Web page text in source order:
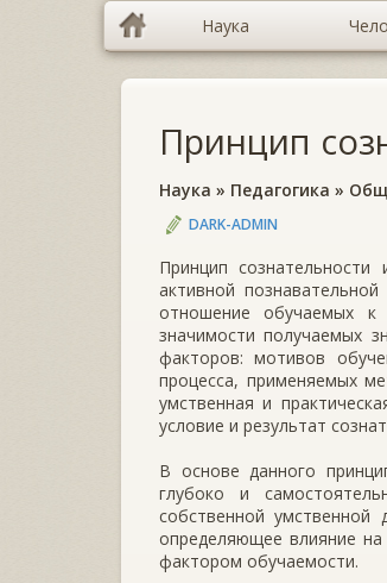
Наука
Принцип
Наука » Педагогика »
DARK-ADMIN
Принцип
активной
отношение обучаемых к
значимости получаемых
факторов: мотивов
процесса, применяемых
умственная и
условие и результат
В основе данного
глубоко и
собственной умственной
определяющее влияние
фактором обучаемости.